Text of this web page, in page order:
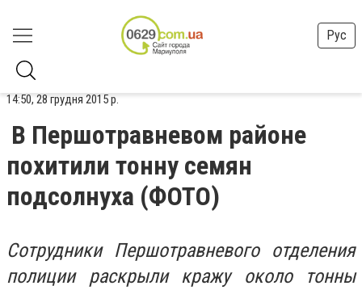
Рус
14:50, 28 грудня 2015 р.
В Першотравневом районе
похитили тонну семян
подсолнуха (ФОТО)
Сотрудники Першотравневого отделения
полиции раскрыли кражу около тонны